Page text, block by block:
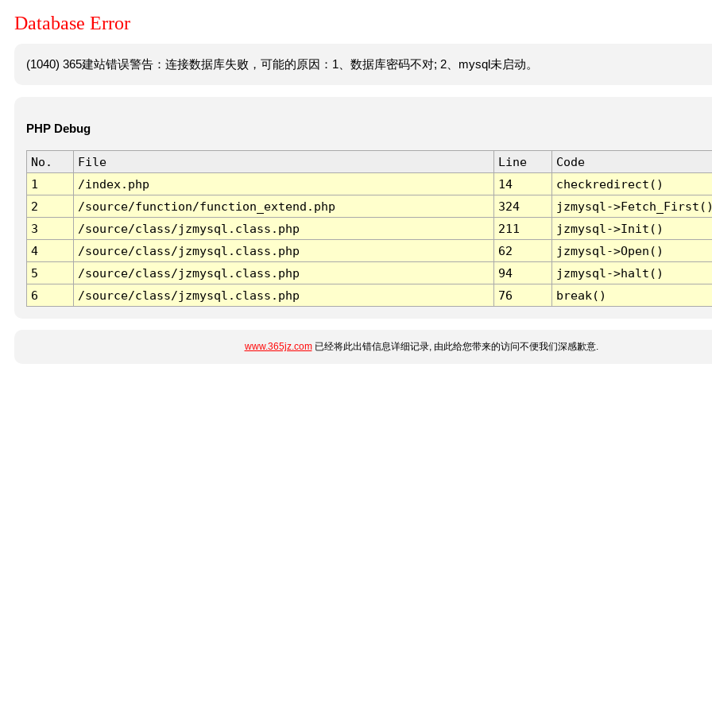
Database Error
(1040) 365建站错误警告：连接数据库失败，可能的原因：1、数据库密码不对; 2、mysql未启动。
PHP Debug
No. File Line
Code
1
/index.php 14
checkredirect()
2
/source/function/function_extend.php 324
jzmysql-
3
/source/class/jzmysql.class.php 211
jzmysql->Init()
4
/source/class/jzmysql.class.php 62
jzmysql->Open()
5
/source/class/jzmysql.class.php 94
jzmysql->halt()
6
/source/class/jzmysql.class.php 76 break()
www.365jz.com已经将此出错信息详细记录, 由此给您带来的访问不便我们深感歉意.